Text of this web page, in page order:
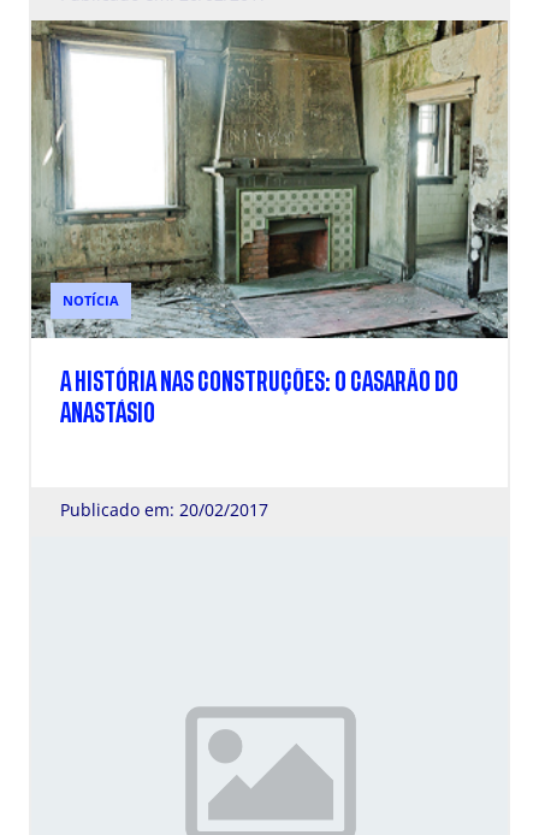
NOTÍCIA
A HISTÓRIA NAS CONSTRUÇÕES: O CASARÃO DO
ANASTÁSIO
Publicado em: 20/02/2017